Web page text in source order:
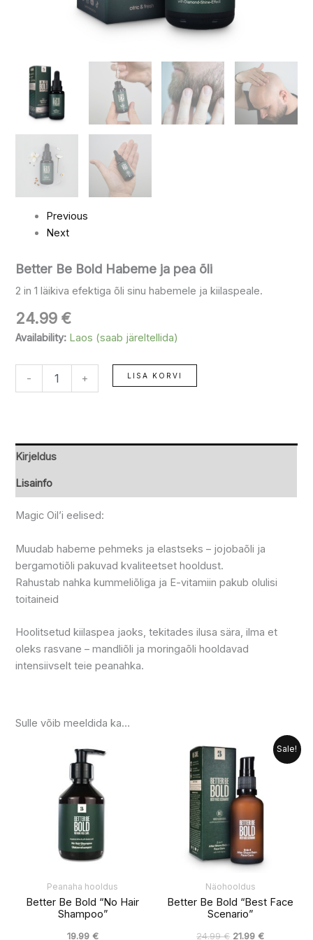
Previous
Next
Better Be Bold Habeme ja pea õli
2 in 1 läikiva efektiga õli sinu habemele ja kiilaspeale.
24.99€
Availability: Laos (saab järeltellida)
- + LISA KORVI
Kirjeldus
Lisainfo
Magic Oil’i eelised:
Muudab habeme pehmeks ja elastseks – jojobaõli ja
bergamotiõli pakuvad kvaliteetset hooldust.
Rahustab nahka kummeliõliga ja E-vitamiin pakub olulisi
toitaineid
Hoolitsetud kiilaspea jaoks, tekitades ilusa sära, ilma et
oleks rasvane – mandliõli ja moringaõli hooldavad
intensiivselt teie peanahka.
Sulle võib meeldida ka…
Peanaha hooldus
Better Be Bold “No Hair
Shampoo”
19.99 €
Sale!
Näohooldus
Better Be Bold “Best Face
Scenario”
24.99€
hind
oli:
24.99 €.
21.99€
Praegune
hind